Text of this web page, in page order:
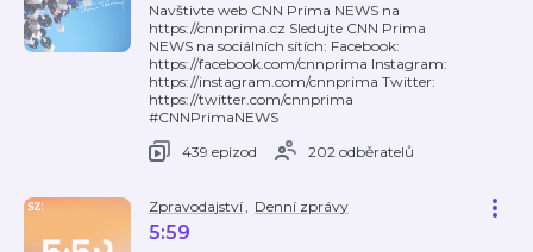
Navštivte web CNN Prima NEWS na
https://cnnprima.cz Sledujte CNN Prima
NEWS na sociálních sítích: Facebook:
https://facebook.com/cnnprima Instagram:
https://instagram.com/cnnprima Twitter:
https://twitter.com/cnnprima
#CNNPrimaNEWS
439 epizod
202 odběratelů
Zpravodajství, Denní zprávy
5:59